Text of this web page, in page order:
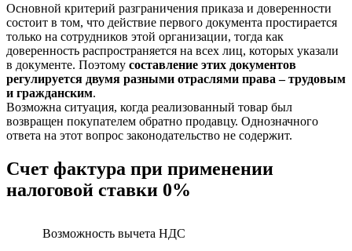
Основной критерий разграничения приказа и доверенности
состоит в том, что действие первого документа простирается
только на сотрудников этой организации, тогда как
доверенность распространяется на всех лиц, которых указали
в документе. Поэтому составление этих документов
регулируется двумя разными отраслями права – трудовым
и гражданским.
Возможна ситуация, когда реализованный товар был
возвращен покупателем обратно продавцу. Однозначного
ответа на этот вопрос законодательство не содержит.
Счет фактура при применении
налоговой ставки 0%
Возможность вычета НДС